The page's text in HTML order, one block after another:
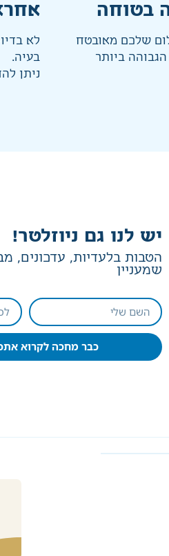
בטוחה
שלכם מאובטח
ביותר
לא
בעיה.
ניתן
יש לנו גם ניוזלטר!
הטבות בלעדיות, עדכונים,
שמעניין
כבר מחכה לקרוא